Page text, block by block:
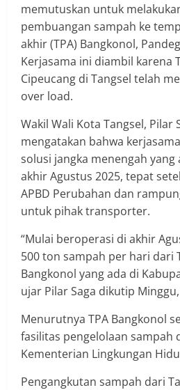
memutuskan untuk
pembuangan sampah ke
akhir (TPA) Bangkonol,
Kerjasama ini diambil karena
Cipeucang di Tangsel telah
over load.
Wakil Wali Kota Tangsel, Pilar
mengatakan bahwa
solusi jangka menengah yang
akhir Agustus 2025, tepat
APBD Perubahan dan
untuk pihak transporter.
“Mulai beroperasi di akhir
500 ton sampah per hari dari
Bangkonol yang ada di
ujar Pilar Saga dikutip
Menurutnya TPA Bangkonol
fasilitas pengelolaan sampah
Kementerian Lingkungan
Pengangkutan sampah dari